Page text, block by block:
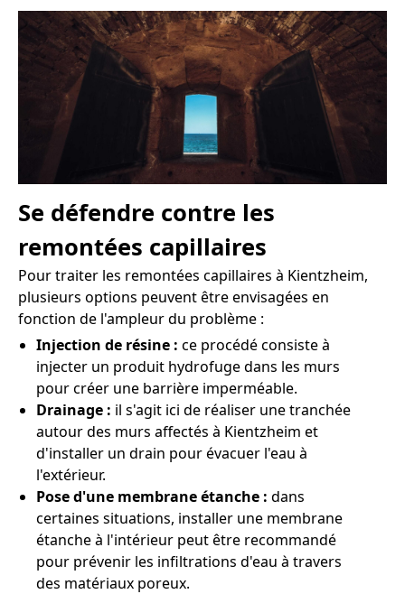
Se défendre contre les
remontées capillaires
Pour traiter les remontées capillaires à Kientzheim,
plusieurs options peuvent être envisagées en
fonction de l'ampleur du problème :
Injection de résine : ce procédé consiste à
injecter un produit hydrofuge dans les murs
pour créer une barrière imperméable.
Drainage : il s'agit ici de réaliser une tranchée
autour des murs affectés à Kientzheim et
d'installer un drain pour évacuer l'eau à
l'extérieur.
Pose d'une membrane étanche : dans
certaines situations, installer une membrane
étanche à l'intérieur peut être recommandé
pour prévenir les infiltrations d'eau à travers
des matériaux poreux.